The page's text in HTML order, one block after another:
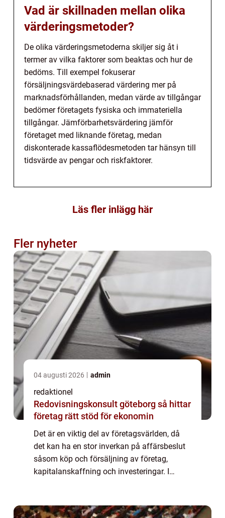
Vad är skillnaden mellan olika
värderingsmetoder?
De olika värderingsmetoderna skiljer sig åt i
termer av vilka faktorer som beaktas och hur de
bedöms. Till exempel fokuserar
försäljningsvärdebaserad värdering mer på
marknadsförhållanden, medan värde av tillgångar
bedömer företagets fysiska och immateriella
tillgångar. Jämförbarhetsvärdering jämför
företaget med liknande företag, medan
diskonterade kassaflödesmetoden tar hänsyn till
tidsvärde av pengar och riskfaktorer.
Läs fler inlägg här
Fler nyheter
04 augusti 2026 admin
redaktionel
Redovisningskonsult göteborg så hittar
företag rätt stöd för ekonomin
Det är en viktig del av företagsvärlden, då
det kan ha en stor inverkan på affärsbeslut
såsom köp och försäljning av företag,
kapitalanskaffning och investeringar. I
oli...